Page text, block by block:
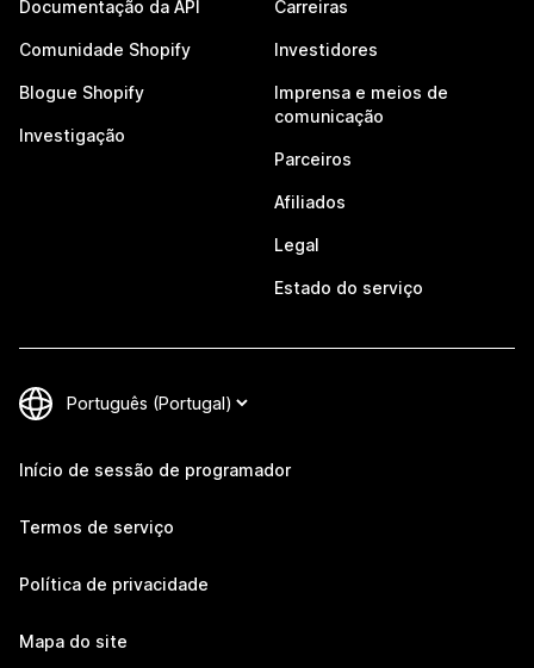
Documentação da API
Comunidade Shopify
Blogue Shopify
Investigação
Carreiras
Investidores
Imprensa e meios de
comunicação
Parceiros
Afiliados
Legal
Estado do serviço
Início de sessão de programador
Termos de serviço
Política de privacidade
Mapa do site